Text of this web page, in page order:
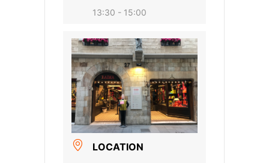
13:30 - 15:00
LOCATION